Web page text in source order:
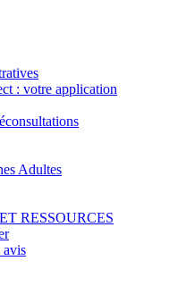
: votre application
Adultes
RESSOURCES
avis